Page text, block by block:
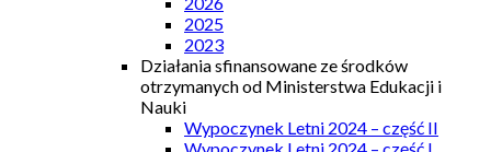
2025
2023
Działania sfinansowane ze środków
otrzymanych od Ministerstwa Edukacji i
Nauki
Wypoczynek Letni 2024 – część II